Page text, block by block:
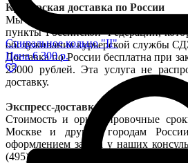
Курьерская доставка по России
Мы осуществляем доставку заказов
пункты Российской Федерации,
обслуживания курьерской службы
Доставка по России бесплатна при
25000 рублей. Эта услуга не
доставку.
Экспресс-доставка
Стоимость и ориентировочные
Москве и другим городам
оформлением заказа у наших
(495) 532 65 55.
Спиральное кольцо "II"
Цена 6 300 р.